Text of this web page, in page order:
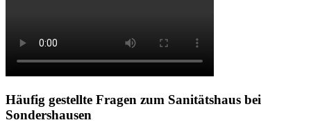
Häufig gestellte Fragen zum Sanitätshaus bei
Sondershausen